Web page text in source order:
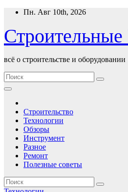
Перейти
содержимому
Пн. Авг 10th, 2026
всё о строительстве и оборудовании
Строительство
Технологии
Обзоры
Инструмент
Разное
Ремонт
Полезные советы